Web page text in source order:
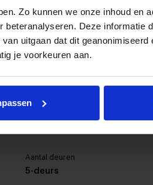
Zo kunnen we onze inhoud en
Deze informatie
uitgaan dat dit geanonimiseerd
je voorkeuren aan.
Brandstof
Aantal deuren
5-deurs